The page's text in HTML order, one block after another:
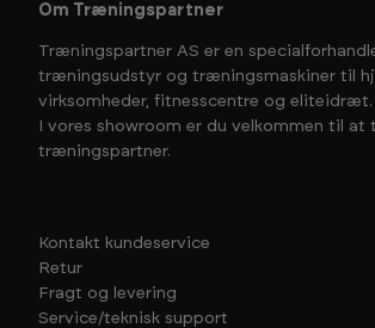
Om Træningspartner
Træningspartner AS er en
træningsudstyr og træningsmaskiner til
virksomheder, fitnesscentre og eliteidræt.
I vores showroom er du velkommen til at
træningspartner.
Kontakt kundeservice
Retur
Fragt og levering
Service/teknisk support